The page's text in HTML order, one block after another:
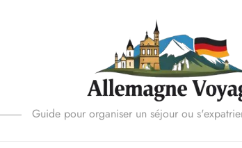
Guide pour organiser un séjour ou